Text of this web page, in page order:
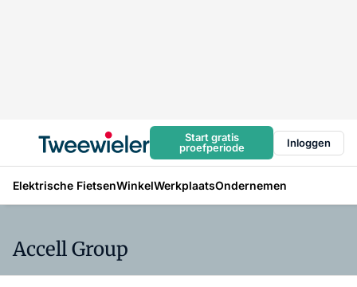
Start gratis
proefperiode
Inloggen
Elektrische FietsenWinkelWerkplaatsOndernemen
Accell Group